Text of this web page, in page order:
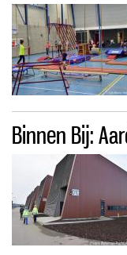
Binnen Bij: